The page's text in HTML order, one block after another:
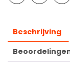
Beschrijving